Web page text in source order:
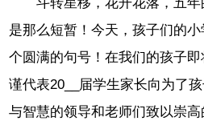
是那么短暂！今天，孩子们的
个圆满的句号！在我们的孩子
谨代表20__届学生家长向为了
与智慧的领导和老师们致以崇高